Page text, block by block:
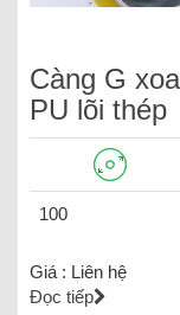
Càng G
PU lõi thép
100
Giá : Liên hệ
Đọc tiếp